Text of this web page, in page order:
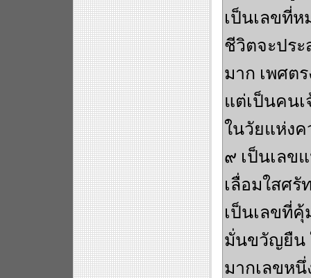
เป็นเลขที่
ชีวิตจะประ
มาก เพศต
แต่เป็นคน
ในวัยแห่งค
๙ เป็นเลข
เลื่อมใสศรั
เป็นเลขที่
มั่นขวัญยืน
มากเลขหนึ่